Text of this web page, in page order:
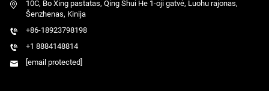
10C, Bo Xing pastatas, Qing Shui He 1-oji gatvė, Luohu rajonas,
Šenzhenas, Kinija
+86-18923798198
+1 8884148814
[email protected]